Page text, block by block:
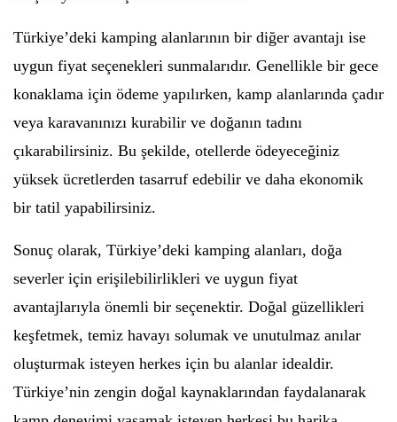
Türkiye’deki kamping alanlarının bir diğer avantajı ise
uygun fiyat seçenekleri sunmalarıdır. Genellikle bir gece
konaklama için ödeme yapılırken, kamp alanlarında çadır
veya karavanınızı kurabilir ve doğanın tadını
çıkarabilirsiniz. Bu şekilde, otellerde ödeyeceğiniz
yüksek ücretlerden tasarruf edebilir ve daha ekonomik
bir tatil yapabilirsiniz.
Sonuç olarak, Türkiye’deki kamping alanları, doğa
severler için erişilebilirlikleri ve uygun fiyat
avantajlarıyla önemli bir seçenektir. Doğal güzellikleri
keşfetmek, temiz havayı solumak ve unutulmaz anılar
oluşturmak isteyen herkes için bu alanlar idealdir.
Türkiye’nin zengin doğal kaynaklarından faydalanarak